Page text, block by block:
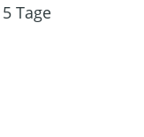
Tage